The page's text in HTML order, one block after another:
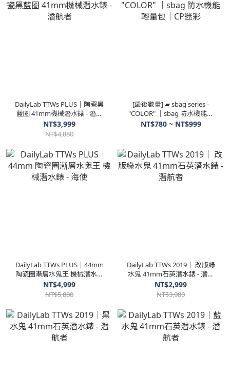
DailyLab TTWs PLUS｜陶瓷黑
藍圈 41mm機械潛水錶 - 潛航
者
NT$3,999
NT$4,880
[最後數量] ▰ sbag series -
"COLOR" ｜sbag 防水機能輕
量包｜CP迷彩
NT$780 ~ NT$999
DailyLab TTWs PLUS｜44mm
陶瓷圈漸層水鬼王 機械潛水錶
- 海使
NT$4,999
NT$5,880
DailyLab TTWs 2019｜ 改版綠
水鬼 41mm石英潛水錶 - 潛航
者
NT$2,999
NT$3,980